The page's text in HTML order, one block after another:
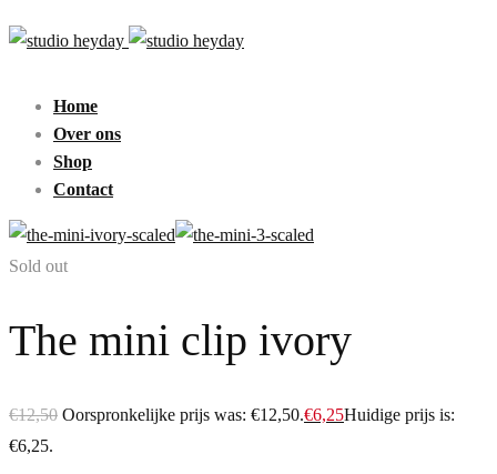
Home
Over ons
Shop
Contact
Sold out
The mini clip ivory
€12,50 Oorspronkelijke prijs was: €12,50.€6,25Huidige prijs is:
€6,25.